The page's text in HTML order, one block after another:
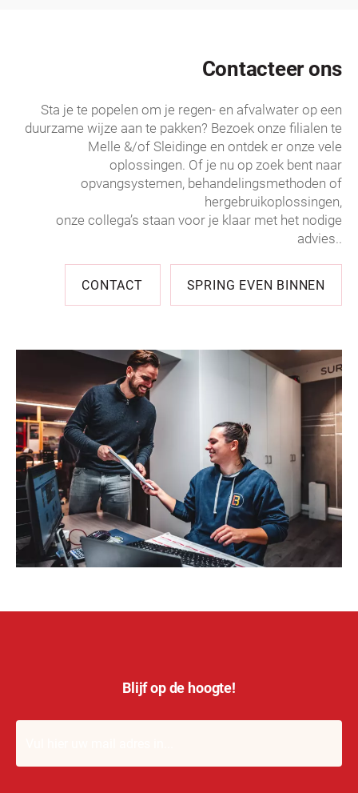
Contacteer ons
Sta je te popelen om je regen- en afvalwater op een
duurzame wijze aan te pakken? Bezoek onze filialen te
Melle &/of Sleidinge en ontdek er onze vele
oplossingen. Of je nu op zoek bent naar
opvangsystemen, behandelingsmethoden of
hergebruikoplossingen,
onze collega’s staan voor je klaar met het nodige
advies..
CONTACT SPRING EVEN BINNEN
Blijf op de hoogte!